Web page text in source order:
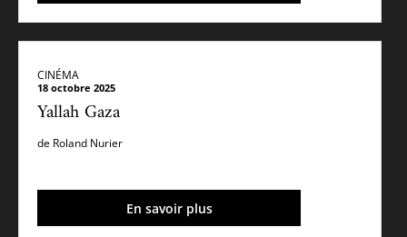
CINÉMA
18 octobre 2025
Yallah Gaza
de Roland Nurier
En savoir plus